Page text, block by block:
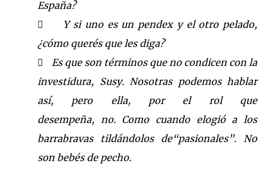
España?

Y si uno es un pendex y el otro pelado,
¿cómo querés que les diga?

Es que son términos que no condicen con la
investidura, Susy. Nosotras podemos hablar
así, pero ella, por el rol que
desempeña, no.Como cuando elogió a los
barrabravas tildándolos de“pasionales”. No
son bebés de pecho.